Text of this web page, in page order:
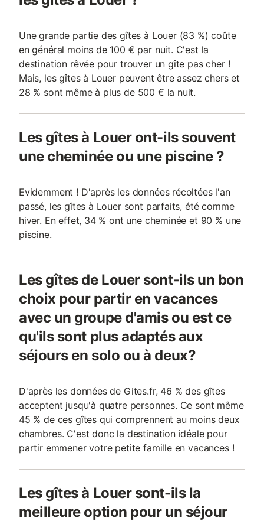
Une grande partie des gîtes à Louer (83 %) coûte
en général moins de 100 € par nuit. C'est la
destination rêvée pour trouver un gîte pas cher !
Mais, les gîtes à Louer peuvent être assez chers et
28 % sont même à plus de 500 € la nuit.
Les gîtes à Louer ont-ils souvent
une cheminée ou une piscine ?
Evidemment ! D'après les données récoltées l'an
passé, les gîtes à Louer sont parfaits, été comme
hiver. En effet, 34 % ont une cheminée et 90 % une
piscine.
Les gîtes de Louer sont-ils un bon
choix pour partir en vacances
avec un groupe d'amis ou est ce
qu'ils sont plus adaptés aux
séjours en solo ou à deux?
D'après les données de Gites.fr, 46 % des gîtes
acceptent jusqu'à quatre personnes. Ce sont même
45 % de ces gîtes qui comprennent au moins deux
chambres. C'est donc la destination idéale pour
partir emmener votre petite famille en vacances !
Les gîtes à Louer sont-ils la
meilleure option pour un séjour